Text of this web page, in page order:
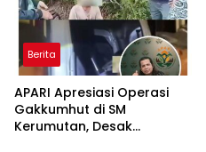
Berita
APARI Apresiasi Operasi
Gakkumhut di SM
Kerumutan, Desak